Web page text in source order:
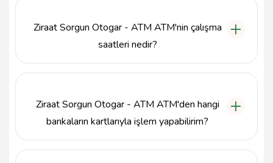
ulaşabilirsiniz.
Ziraat Sorgun Otogar - ATM ATM'nin çalışma
saatleri nedir?
Ziraat Sorgun Otogar - ATM ATM'den hangi
bankaların kartlarıyla işlem yapabilirim?